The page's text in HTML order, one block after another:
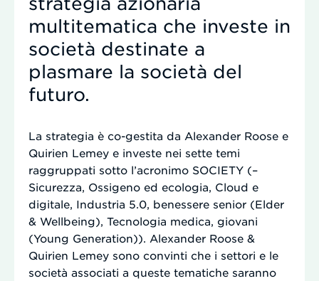
multitematica che investe in
società destinate a
plasmare la società del
futuro.
La strategia è co-gestita da Alexander Roose e
Quirien Lemey e investe nei sette temi
raggruppati sotto l’acronimo SOCIETY (–
Sicurezza, Ossigeno ed ecologia, Cloud e
digitale, Industria 5.0, benessere senior (Elder
& Wellbeing), Tecnologia medica, giovani
(Young Generation)). Alexander Roose &
Quirien Lemey sono convinti che i settori e le
società associati a queste tematiche saranno